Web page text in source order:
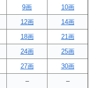
9画
10画
12画
14画
18画
21画
24画
25画
27画
30画
– –